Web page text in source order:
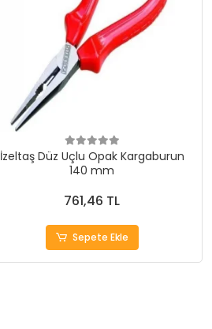
İzeltaş Düz Uçlu Opak Kargaburun
140 mm
761,46 TL
Sepete Ekle